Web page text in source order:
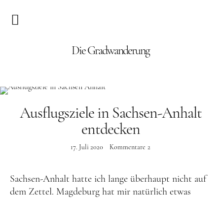
Die Gradwanderung
Blog
Roadtrips
Reisen
Afrika
Seychellen
Ausflugsziele in Sachsen-Anhalt
entdecken
17. Juli 2020 Kommentare 2
Sachsen-Anhalt hatte ich lange überhaupt nicht auf
dem Zettel. Magdeburg hat mir natürlich etwas